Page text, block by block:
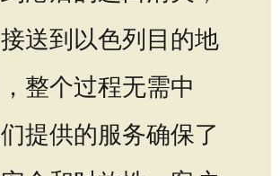
送到以色列目的地
整个过程无需中
提供的服务确保了